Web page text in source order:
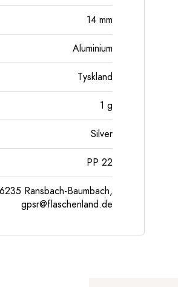
14 mm
Aluminium
Tyskland
1 g
Silver
PP 22
Ransbach-Baumbach,
gpsr@flaschenland.de